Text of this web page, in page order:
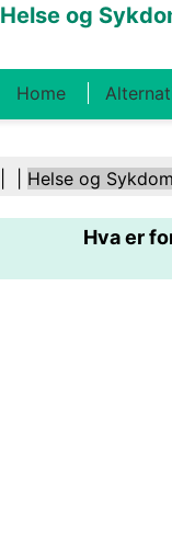
Helse og
Home
Kosthold Og
Helsebransjen
Sikkerhet
Helse og Sykdom
Hva er